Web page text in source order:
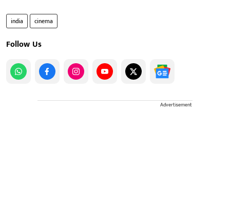
india cinema
Follow Us
Advertisement